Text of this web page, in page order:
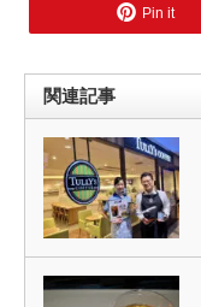
Pin it
関連記事